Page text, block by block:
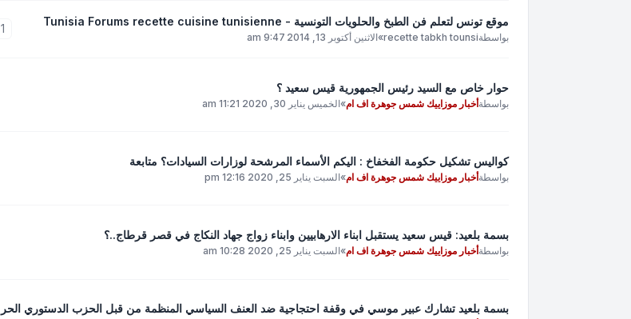
موقع تونس لتعلم فن الطبخ والحلويات التونسية - Tunisia Forums recette cuisine tunisienne
بواسطةrecette tabkh tounsi
»الاثنين أكتوبر 13, 2014 9:47 am
1
حوار خاص مع السيد رئيس الجمهورية قيس سعيد ؟
بواسطةأخبار موزاييك شمس جوهرة اف ام»الخميس يناير 30, 2020 11:21 am
كواليس تشكيل حكومة الفخفاخ : اليكم الأسماء المرشحة لوزارات السيادات؟ متابعة
بواسطةأخبار موزاييك شمس جوهرة اف ام»السبت يناير 25, 2020 12:16 pm
بسمة بلعيد: قيس سعيد يستقبل ابناء الارهابيين وابناء زواج جهاد النكاج في قصر قرطاج..؟
بواسطةأخبار موزاييك شمس جوهرة اف ام»السبت يناير 25, 2020 10:28 am
بسمة بلعيد تشارك عبير موسي في وقفة احتجاجية ضد العنف السياسي المنظمة من قبل الحزب الدستوري الحر